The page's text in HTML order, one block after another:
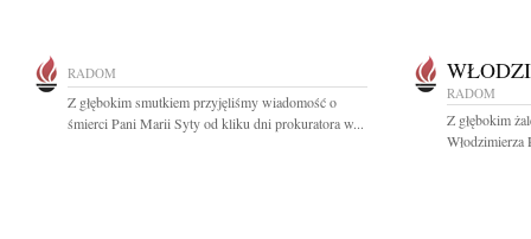
RADOM
Z głębokim smutkiem przyjęliśmy wiadomość o
śmierci Pani Marii Syty od kliku dni prokuratora w...
RADOM
Z głębokim